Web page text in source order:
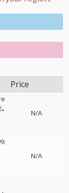
Price
N/A
N/A